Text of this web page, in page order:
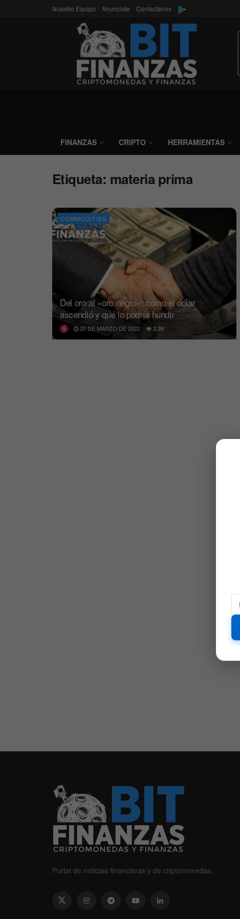
Nuestro Equipo Anunciate Contactanos
FINANZAS CRIPTO HERRAMIENTAS
Etiqueta: materia prima
COMMODITIES
Del oro al «oro negro»: cómo el dólar
ascendió y qué lo podría hundir
20 DE MARZO DE 2022 2.3K
Portal de noticias financieras y de criptomonedas.